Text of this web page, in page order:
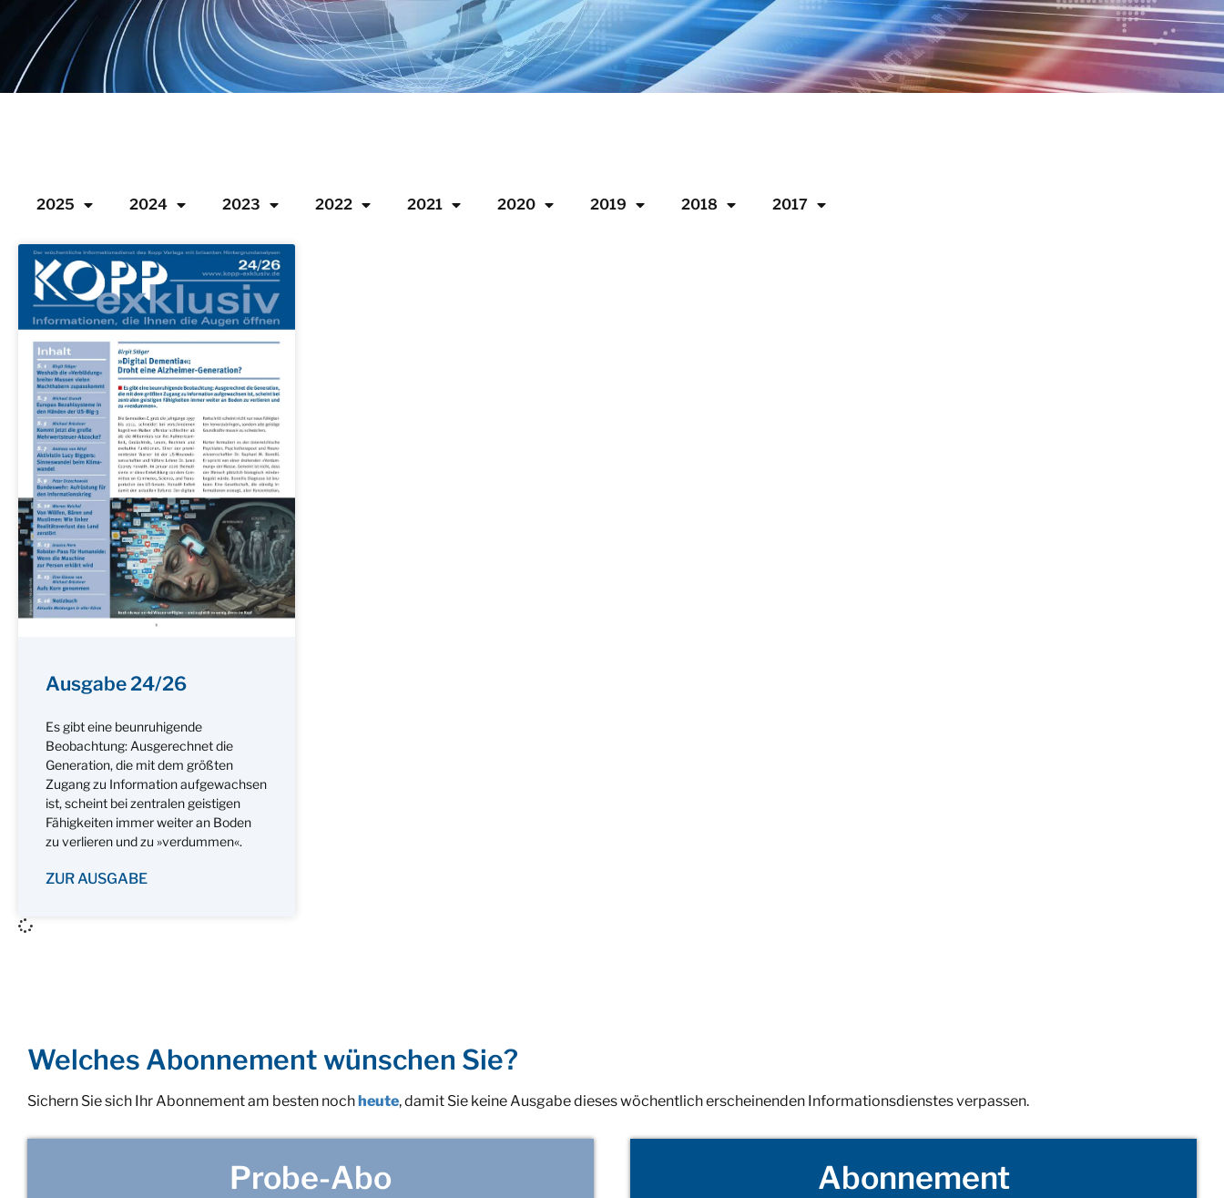
2025 2024 2023 2022 2021 2020 2019 2018 2017
Ausgabe 24/26
Es gibt eine beunruhigende
Beobachtung: Ausgerechnet die
Generation, die mit dem größten
Zugang zu Information aufgewachsen
ist, scheint bei zentralen geistigen
Fähigkeiten immer weiter an Boden
zu verlieren und zu »verdummen«.
ZUR AUSGABE
Welches Abonnement wünschen Sie?
Sichern Sie sich Ihr Abonnement am besten nochheute, damit Sie keine Ausgabe dieses wöchentlich erscheinenden Informationsdienstes verpassen.
Probe-Abo
Abonnement